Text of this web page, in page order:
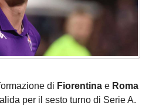
di Fiorentina e Roma
per il sesto turno di Serie A.